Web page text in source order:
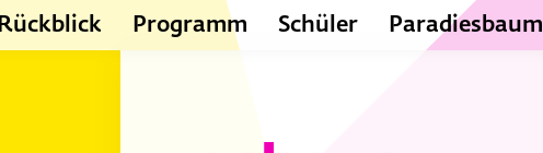
Rückblick Programm Schüler Paradiesbaum